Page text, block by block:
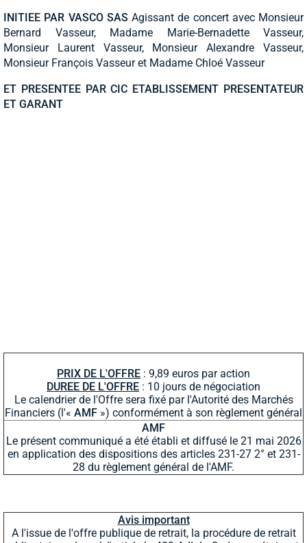
INITIEE PAR VASCO SAS Agissant de concert avec Monsieur
Bernard Vasseur, Madame Marie-Bernadette Vasseur,
Monsieur Laurent Vasseur, Monsieur Alexandre Vasseur,
Monsieur François Vasseur et Madame Chloé Vasseur
ET PRESENTEE PAR CIC ETABLISSEMENT PRESENTATEUR
ET GARANT
PRIX DE L'OFFRE : 9,89 euros par action
DUREE DE L'OFFRE : 10 jours de négociation
Le calendrier de l'Offre sera fixé par l'Autorité des Marchés
Financiers (l'« AMF ») conformément à son règlement général
AMF
Le présent communiqué a été établi et diffusé le 21 mai 2026
en application des dispositions des articles 231-27 2° et 231-
28 du règlement général de l'AMF.
Avis important
A l'issue de l'offre publique de retrait, la procédure de retrait